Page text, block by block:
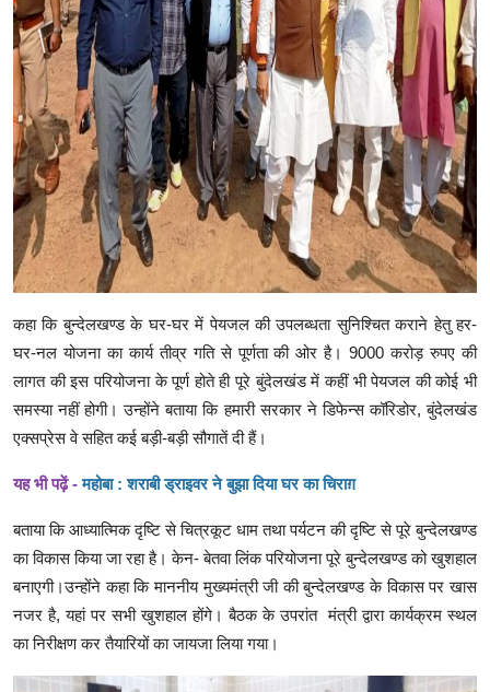
कहा कि बुन्देलखण्ड के घर-घर में पेयजल की उपलब्धता सुनिश्चित कराने हेतु हर-
घर-नल योजना का कार्य तीव्र गति से पूर्णता की ओर है। 9000 करोड़ रुपए की
लागत की इस परियोजना के पूर्ण होते ही पूरे बुंदेलखंड में कहीं भी पेयजल की कोई भी
समस्या नहीं होगी। उन्होंने बताया कि हमारी सरकार ने डिफेन्स कॉरिडोर, बुंदेलखंड
एक्सप्रेस वे सहित कई बड़ी-बड़ी सौगातें दी हैं।
यह भी पढ़ें -महोबा : शराबी ड्राइवर ने बुझा दिया घर का चिराग़
बताया कि आध्यात्मिक दृष्टि से चित्रकूट धाम तथा पर्यटन की दृष्टि से पूरे बुन्देलखण्ड
का विकास किया जा रहा है। केन- बेतवा लिंक परियोजना पूरे बुन्देलखण्ड को खुशहाल
बनाएगी।उन्होंने कहा कि माननीय मुख्यमंत्री जी की बुन्देलखण्ड के विकास पर खास
नजर है, यहां पर सभी खुशहाल होंगे। बैठक के उपरांत मंत्री द्वारा कार्यक्रम स्थल
का निरीक्षण कर तैयारियों का जायजा लिया गया।